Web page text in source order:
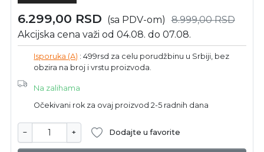
6.299,00 RSD (sa PDV-om) 8.999,00RSD
Akcijska cena važi od 04.08. do 07.08.
Isporuka (A) : 499rsd za celu porudžbinu u Srbiji, bez
obzira na broj i vrstu proizvoda.
Na zalihama
Očekivani rok za ovaj proizvod 2-5 radnih dana
− + Dodajte u favorite